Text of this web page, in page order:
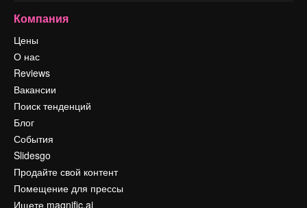
Компания
Цены
О нас
Reviews
Вакансии
Поиск тенденций
Блог
События
Slidesgo
Продайте свой контент
Помещение для прессы
Ищете magnific.ai